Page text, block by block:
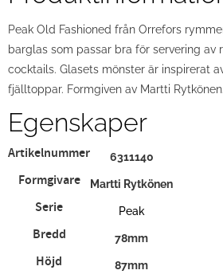
Peak Old Fashioned från Orrefors
barglas som passar bra för servering av
cocktails. Glasets mönster är inspirerat
fjälltoppar. Formgiven av Martti Rytkönen.
Egenskaper
Artikelnummer 6311140
Formgivare Martti Rytkönen
Serie Peak
Bredd 78mm
Höjd 87mm